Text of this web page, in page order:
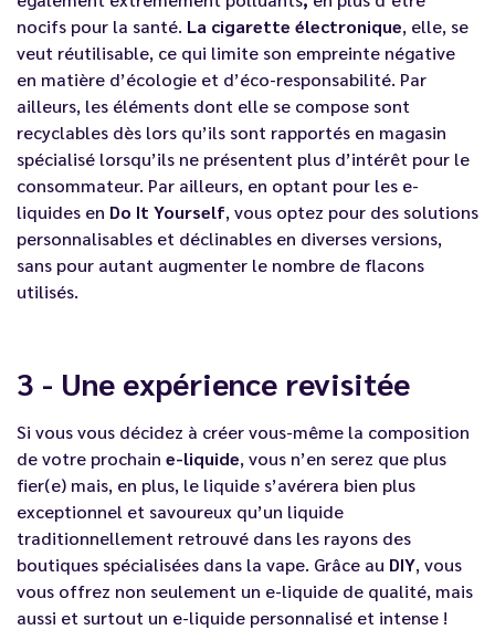
nocifs pour la santé. La cigarette électronique, elle, se
veut réutilisable, ce qui limite son empreinte négative
en matière d’écologie et d’éco-responsabilité. Par
ailleurs, les éléments dont elle se compose sont
recyclables dès lors qu’ils sont rapportés en magasin
spécialisé lorsqu’ils ne présentent plus d’intérêt pour le
consommateur. Par ailleurs, en optant pour les e-
liquides en Do It Yourself, vous optez pour des solutions
personnalisables et déclinables en diverses versions,
sans pour autant augmenter le nombre de flacons
utilisés.
3 - Une expérience revisitée
Si vous vous décidez à créer vous-même la composition
de votre prochain e-liquide, vous n’en serez que plus
fier(e) mais, en plus, le liquide s’avérera bien plus
exceptionnel et savoureux qu’un liquide
traditionnellement retrouvé dans les rayons des
boutiques spécialisées dans la vape. Grâce au DIY, vous
vous offrez non seulement un e-liquide de qualité, mais
aussi et surtout un e-liquide personnalisé et intense !